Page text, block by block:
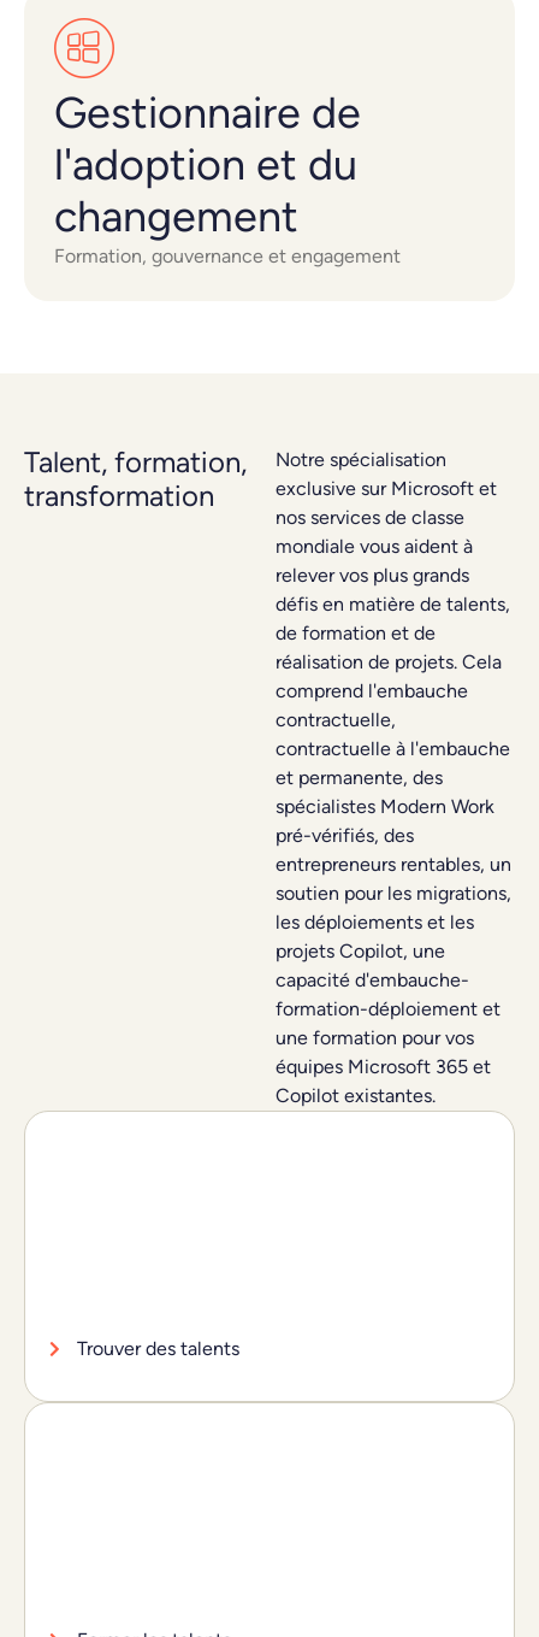
Gestionnaire de
l'adoption et du
changement
Formation, gouvernance et engagement
Talent, formation,
transformation
Notre spécialisation
exclusive sur Microsoft et
nos services de classe
mondiale vous aident à
relever vos plus grands
défis en matière de talents,
de formation et de
réalisation de projets. Cela
comprend l'embauche
contractuelle,
contractuelle à l'embauche
et permanente, des
spécialistes Modern Work
pré-vérifiés, des
entrepreneurs rentables, un
soutien pour les migrations,
les déploiements et les
projets Copilot, une
capacité d'embauche-
formation-déploiement et
une formation pour vos
équipes Microsoft 365 et
Copilot existantes.
Trouver des talents